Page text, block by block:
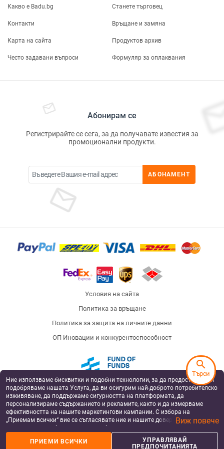
Какво е Badu.bg Станете търговец
Контакти Връщане и замяна
Карта на сайта Продуктов архив
Често задавани въпроси Формуляр за оплаквания
Абонирам се
Регистрирайте се сега, за да получавате известия за
промоционални продукти.
АБОНАМЕНТ
Условия на сайта
Политика за връщане
Политика за защита на личните данни
ОП Иновации и конкурентоспособност
Fund of Funds
European Regional Development Fund
Operational Programme Innovation and
Competitiveness
Badu has been supported by Silverline Capital, a private equity fund, co-financed by the
Ние използваме бисквитки и подобни технологии, за да предоставяме и
подобряваме нашата Услуга, да ви осигурим най-доброто потребителско
изживяване, да поддържаме сигурността на платформата, да
персонализираме съдържанието и рекламите, както и да измерваме
ефективността на нашите маркетингови кампании. С избора на
„Приемам всички“ вие се съгласявате ние и нашите доверени партньори
да съхраняваме бисквитки и подобни технологии на вашето устройство
за рекламни и аналитични цели. Можете по всяко време да управлявате
своите предпочитания, като натиснете „Управлявай предпочитанията“.
Виж повече
ПРИЕМИ ВСИЧКИ
УПРАВЛЯВАЙ
ПРЕДПОЧИТАНИЯТА
search
Търси